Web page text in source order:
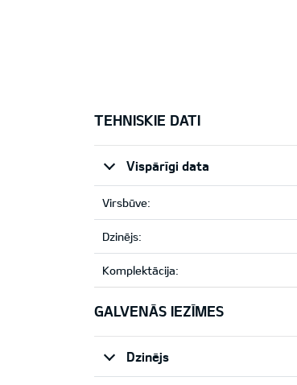
TEHNISKIE DATI
Vispārīgi data
Virsbūve:
Dzinējs:
Komplektācija:
GALVENĀS IEZĪMES
Dzinējs